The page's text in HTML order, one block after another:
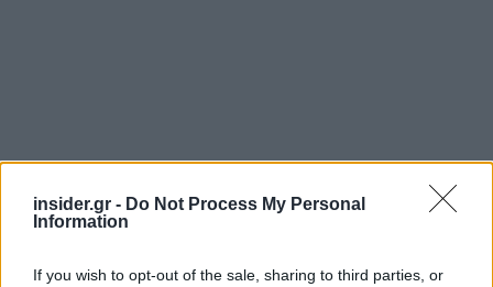
insider.gr - Do Not Process My Personal
Information
If you wish to opt-out of the sale, sharing to third parties, or